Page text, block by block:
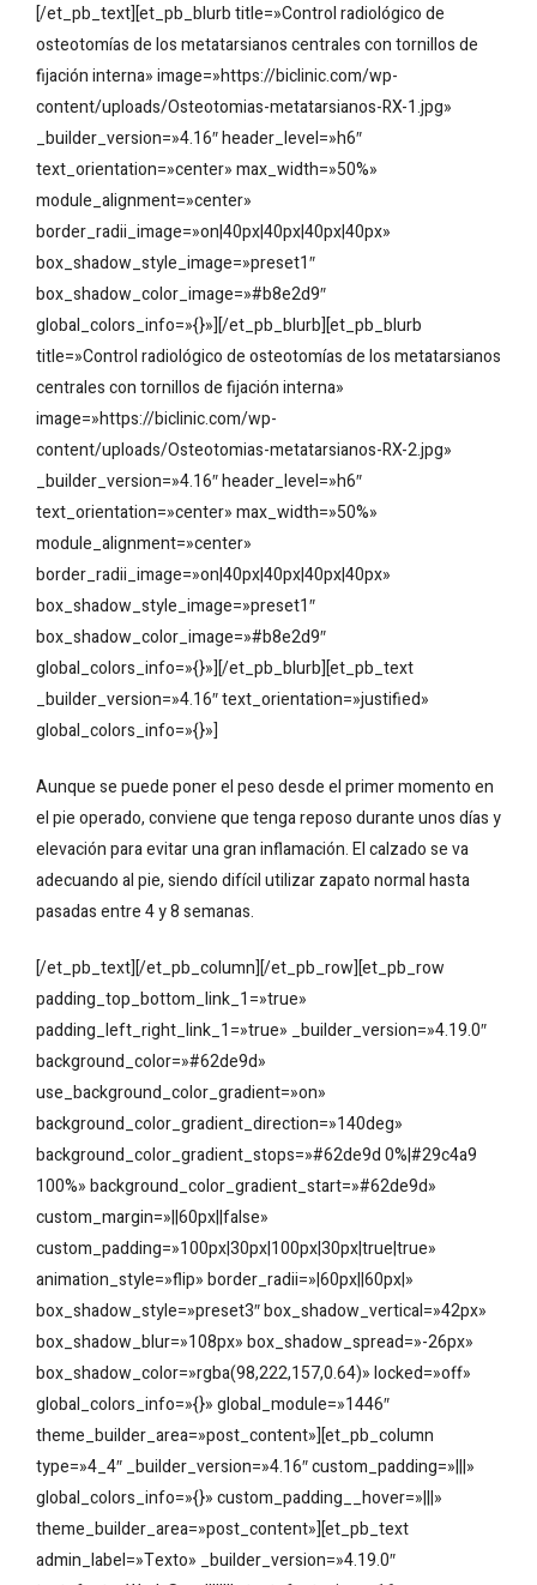
[/et_pb_text][et_pb_blurb title=»Control radiológico de
osteotomías de los metatarsianos centrales con tornillos de
fijación interna» image=»https://biclinic.com/wp-
content/uploads/Osteotomias-metatarsianos-RX-1.jpg»
_builder_version=»4.16″ header_level=»h6″
text_orientation=»center» max_width=»50%»
module_alignment=»center»
border_radii_image=»on|40px|40px|40px|40px»
box_shadow_style_image=»preset1″
box_shadow_color_image=»#b8e2d9″
global_colors_info=»{}»][/et_pb_blurb][et_pb_blurb
title=»Control radiológico de osteotomías de los metatarsianos
centrales con tornillos de fijación interna»
image=»https://biclinic.com/wp-
content/uploads/Osteotomias-metatarsianos-RX-2.jpg»
_builder_version=»4.16″ header_level=»h6″
text_orientation=»center» max_width=»50%»
module_alignment=»center»
border_radii_image=»on|40px|40px|40px|40px»
box_shadow_style_image=»preset1″
box_shadow_color_image=»#b8e2d9″
global_colors_info=»{}»][/et_pb_blurb][et_pb_text
_builder_version=»4.16″ text_orientation=»justified»
global_colors_info=»{}»]
Aunque se puede poner el peso desde el primer momento en
el pie operado, conviene que tenga reposo durante unos días y
elevación para evitar una gran inflamación. El calzado se va
adecuando al pie, siendo difícil utilizar zapato normal hasta
pasadas entre 4 y 8 semanas.
[/et_pb_text][/et_pb_column][/et_pb_row][et_pb_row
padding_top_bottom_link_1=»true»
padding_left_right_link_1=»true» _builder_version=»4.19.0″
background_color=»#62de9d»
use_background_color_gradient=»on»
background_color_gradient_direction=»140deg»
background_color_gradient_stops=»#62de9d 0%|#29c4a9
100%» background_color_gradient_start=»#62de9d»
custom_margin=»||60px||false»
custom_padding=»100px|30px|100px|30px|true|true»
animation_style=»flip» border_radii=»|60px||60px|»
box_shadow_style=»preset3″ box_shadow_vertical=»42px»
box_shadow_blur=»108px» box_shadow_spread=»-26px»
box_shadow_color=»rgba(98,222,157,0.64)» locked=»off»
global_colors_info=»{}» global_module=»1446″
theme_builder_area=»post_content»][et_pb_column
type=»4_4″ _builder_version=»4.16″ custom_padding=»|||»
global_colors_info=»{}» custom_padding__hover=»|||»
theme_builder_area=»post_content»][et_pb_text
admin_label=»Texto» _builder_version=»4.19.0″